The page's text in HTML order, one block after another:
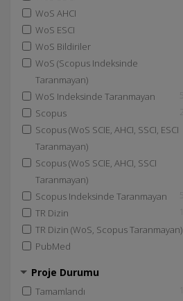
WoS AHCI
WoS ESCI
WoS Bildiriler
WoS (Scopus Indeksinde
Taranmayan)
WoS Indeksinde Taranmayan
Scopus
Scopus (WoS SCIE, AHCI, SSCI, ESCI
Taranmayan)
Scopus (WoS SCIE, AHCI, SSCI
Taranmayan)
Scopus Indeksinde Taranmayan
TR Dizin
TR Dizin (WoS, Scopus Taranmayan)
PubMed
Proje Durumu
Tamamlandı